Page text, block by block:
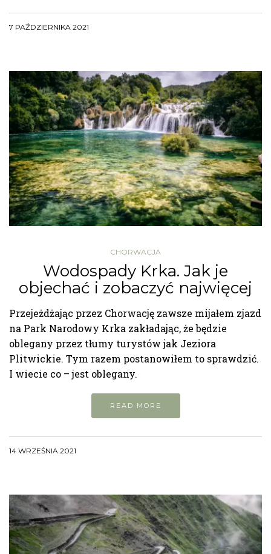
7 PAŹDZIERNIKA 2021
CHORWACJA
Wodospady Krka. Jak je
objechać i zobaczyć najwięcej
Przejeżdżając przez Chorwację zawsze mijałem zjazd
na Park Narodowy Krka zakładając, że będzie
oblegany przez tłumy turystów jak Jeziora
Plitwickie. Tym razem postanowiłem to sprawdzić.
I wiecie co – jest oblegany.
READ MORE
14 WRZEŚNIA 2021